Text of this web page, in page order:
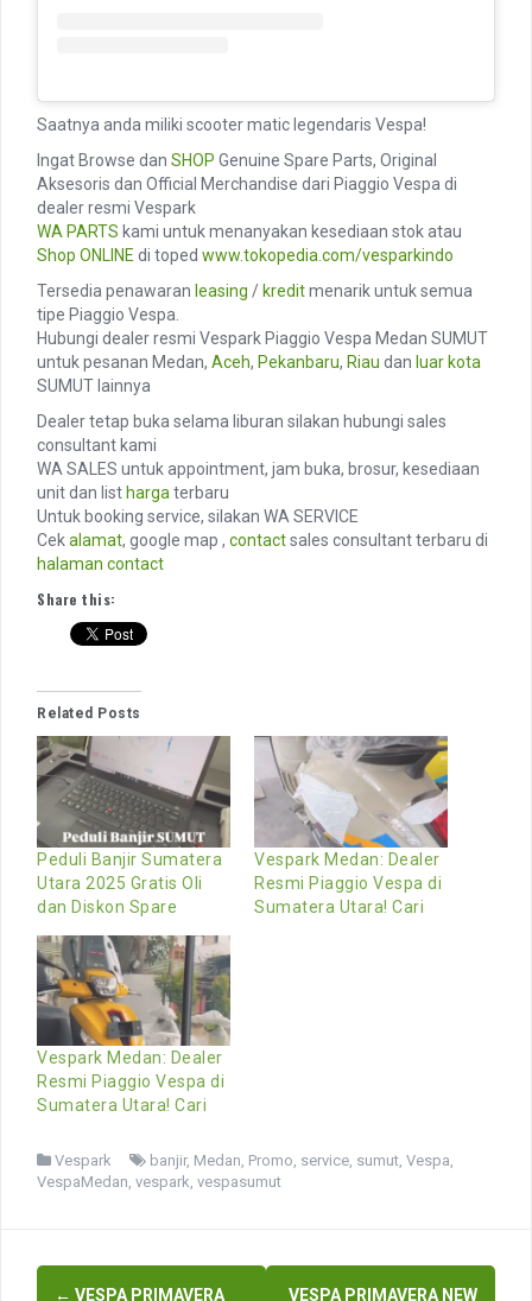
Saatnya anda miliki scooter matic legendaris Vespa!
Ingat Browse dan SHOP Genuine Spare Parts, Original
Aksesoris dan Official Merchandise dari Piaggio Vespa di
dealer resmi Vespark
WA PARTS kami untuk menanyakan kesediaan stok atau
Shop ONLINE di toped www.tokopedia.com/vesparkindo
Tersedia penawaran leasing / kreditmenarik untuk semua
tipe Piaggio Vespa.
Hubungi dealer resmi Vespark Piaggio Vespa Medan SUMUT
untuk pesanan Medan, Aceh, Pekanbaru, Riau dan luar kota
SUMUT lainnya
Dealer tetap buka selama liburan silakan hubungi sales
consultant kami
WA SALES untuk appointment, jam buka, brosur, kesediaan
unit dan list hargaterbaru
Untuk booking service, silakan WA SERVICE
Cekalamat, google map , contactsales consultant terbaru di
halaman contact
Share this:
Related Posts
Peduli Banjir Sumatera
Utara 2025 Gratis Oli
dan Diskon Spare
Vespark Medan: Dealer
Resmi Piaggio Vespa di
Sumatera Utara! Cari
Vespark Medan: Dealer
Resmi Piaggio Vespa di
Sumatera Utara! Cari
Vespark banjir, Medan Promo service sumut Vespa
VespaMedan vespark vespasumut
Post
← VESPA PRIMAVERA
VESPA PRIMAVERA NEW